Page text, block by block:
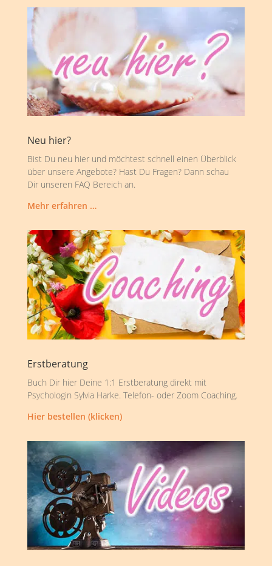
Neu hier?
Bist Du neu hier und möchtest schnell einen Überblick
über unsere Angebote? Hast Du Fragen? Dann schau
Dir unseren FAQ Bereich an.
Mehr erfahren …
Erstberatung
Buch Dir hier Deine 1:1 Erstberatung direkt mit
Psychologin Sylvia Harke. Telefon- oder Zoom Coaching.
Hier bestellen (klicken)